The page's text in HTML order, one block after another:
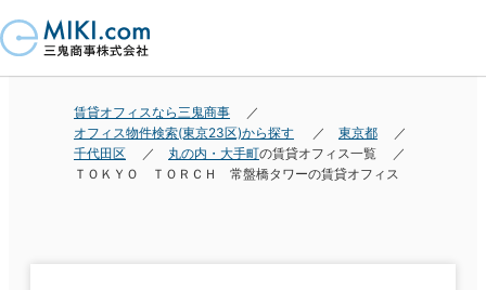
賃貸オフィスなら三鬼商事
オフィス物件検索(東京23区)から探す
東京都
千代田区
丸の内・大手町の賃貸オフィス一覧
ＴＯＫＹＯ ＴＯＲＣＨ 常盤橋タワーの賃貸オフィス